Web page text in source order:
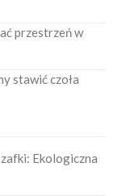
przestrzeń w
stawić czoła
Ekologiczna